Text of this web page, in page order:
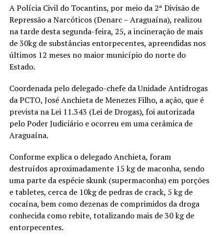
A Polícia Civil do Tocantins, por meio da 2ª Divisão de
Repressão a Narcóticos (Denarc – Araguaína), realizou
na tarde desta segunda-feira, 25, a incineração de mais
de 30kg de substâncias entorpecentes, apreendidas nos
últimos 12 meses no maior município do norte do
Estado.
Coordenada pelo delegado-chefe da Unidade Antidrogas
da PCTO, José Anchieta de Menezes Filho, a ação, que é
prevista na Lei 11.343 (Lei de Drogas), foi autorizada
pelo Poder Judiciário e ocorreu em uma cerâmica de
Araguaína.
Conforme explica o delegado Anchieta, foram
destruídos aproximadamente 15 kg de maconha, sendo
uma parte da espécie skunk (supermaconha) em porções
e tabletes, cerca de 10kg de pedras de crack, 5 kg de
cocaína, bem como dezenas de comprimidos da droga
conhecida como rebite, totalizando mais de 30 kg de
entorpecentes.